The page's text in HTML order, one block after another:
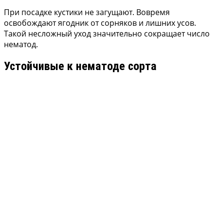
При посадке кустики не загущают. Вовремя
освобождают ягодник от сорняков и лишних усов.
Такой несложный уход значительно сокращает число
нематод.
Устойчивые к нематоде сорта